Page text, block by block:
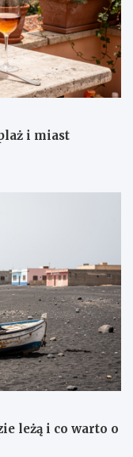
i miast
leżą i co warto o